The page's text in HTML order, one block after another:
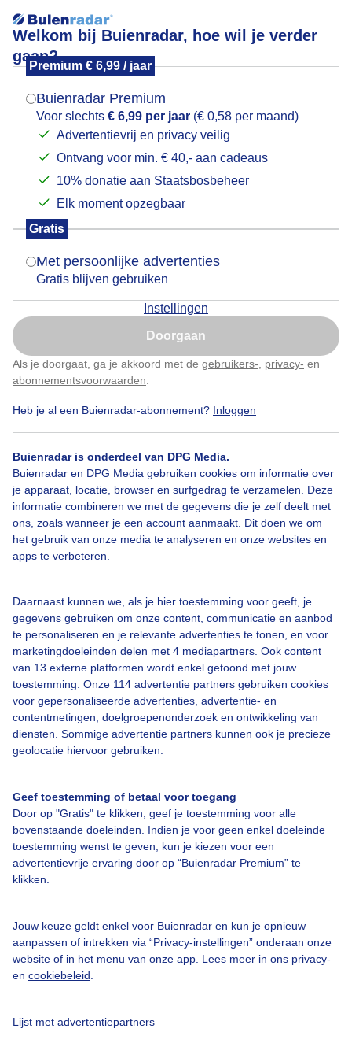
Welkom bij Buienradar, hoe wil je verder
gaan?
Premium € 6,99 / jaar
Buienradar Premium
Voor slechts € 6,99 per jaar (€ 0,58 per maand)
Advertentievrij en privacy veilig
Ontvang voor min. € 40,- aan cadeaus
10% donatie aan Staatsbosbeheer
Elk moment opzegbaar
Gratis
Met persoonlijke advertenties
Gratis blijven gebruiken
Instellingen
Doorgaan
Als je doorgaat, ga je akkoord met de gebruikers- privacy- en
abonnementsvoorwaarden
Heb je al een Buienradar-abonnement? Inloggen
Buienradar is onderdeel van DPG Media.
Buienradar en DPG Media gebruiken cookies om informatie over
je apparaat, locatie, browser en surfgedrag te verzamelen. Deze
informatie combineren we met de gegevens die je zelf deelt met
ons, zoals wanneer je een account aanmaakt. Dit doen we om
het gebruik van onze media te analyseren en onze websites en
apps te verbeteren.
Daarnaast kunnen we, als je hier toestemming voor geeft, je
gegevens gebruiken om onze content, communicatie en aanbod
te personaliseren en je relevante advertenties te tonen, en voor
marketingdoeleinden delen met 4 mediapartners. Ook content
van 13 externe platformen wordt enkel getoond met jouw
toestemming. Onze 114 advertentie partners gebruiken cookies
voor gepersonaliseerde advertenties, advertentie- en
contentmetingen, doelgroepenonderzoek en ontwikkeling van
diensten. Sommige advertentie partners kunnen ook je precieze
geolocatie hiervoor gebruiken.
Geef toestemming of betaal voor toegang
Door op "Gratis" te klikken, geef je toestemming voor alle
bovenstaande doeleinden. Indien je voor geen enkel doeleinde
toestemming wenst te geven, kun je kiezen voor een
advertentievrije ervaring door op “Buienradar Premium” te
klikken.
Jouw keuze geldt enkel voor Buienradar en kun je opnieuw
aanpassen of intrekken via “Privacy-instellingen” onderaan onze
website of in het menu van onze app. Lees meer in ons privacy-
en cookiebeleid
Lijst met advertentiepartners
Wolkenlaag aan de horizon met daarboven veel
sluierbewolking
Het gewas in de polder ziet er mooi groen uit
Door: Maddy Koster
Bekijk slideshow
Een moment geduld aub...
Over Buienradar
Contact
Toegankelijkheid
Gebruikersvoorwaarden
Buienradar Team
Privacy beleid
Cookie beleid
Gratis weerdata
Mogen we je locatie gebruiken voor het
Indien je hier nog geen akkoord op hebt gegeven,
verschijnt er zo een pop-up uit je browser waarin
Is goed, toon de popup
Nu niet, misschien later
Klik hierom dit aan te passen